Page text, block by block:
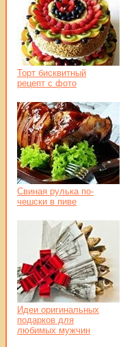
Торт бисквитный
рецепт с фото
Свиная рулька по-
чешски в пиве
Идеи оригинальных
подарков для
любимых мужчин